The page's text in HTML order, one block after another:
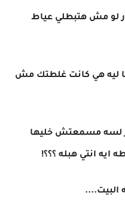
لو مش هتبطلي عياط
ليه هي كانت غلطتك مش
لسه مسمعتش خليها
ايه انتي هبله ؟؟؟!
البيت....